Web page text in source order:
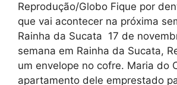
Reprodução/Globo Fique por
que vai acontecer na próxima
Rainha da Sucata 17 de
semana em Rainha da Sucata,
um envelope no cofre. Maria do
apartamento dele emprestado